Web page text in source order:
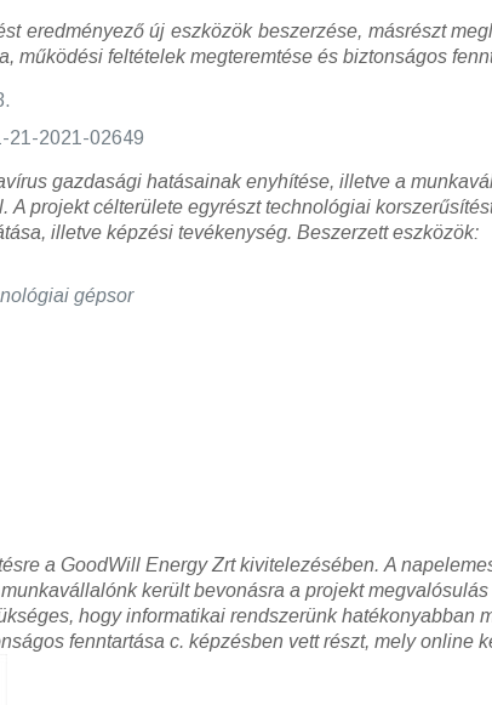
eredményező új eszközök beszerzése, másrészt
működési feltételek megteremtése és biztonságos
21-2021-02649
gazdasági hatásainak enyhítése, illetve a
A projekt célterülete egyrészt technológiai
illetve képzési tevékenység. Beszerzett eszközök:
gépsor
a GoodWill Energy Zrt kivitelezésében. A
került bevonásra a projekt
hogy informatikai rendszerünk hatékonyabban
fenntartása c. képzésben vett részt, mely online